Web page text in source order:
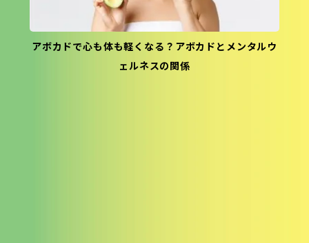
アボカドで心も体も軽くなる？アボカドとメンタルウ
ェルネスの関係